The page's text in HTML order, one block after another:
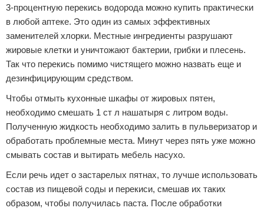
3-процентную перекись водорода можно купить практически
в любой аптеке. Это один из самых эффективных
заменителей хлорки. Местные ингредиенты разрушают
жировые клетки и уничтожают бактерии, грибки и плесень.
Так что перекись помимо чистящего можно назвать еще и
дезинфицирующим средством.
Чтобы отмыть кухонные шкафы от жировых пятен,
необходимо смешать 1 ст л нашатыря с литром воды.
Полученную жидкость необходимо залить в пульверизатор и
обработать проблемные места. Минут через пять уже можно
смывать состав и вытирать мебель насухо.
Если речь идет о застарелых пятнах, то лучше использовать
состав из пищевой соды и перекиси, смешав их таких
образом, чтобы получилась паста. После обработки